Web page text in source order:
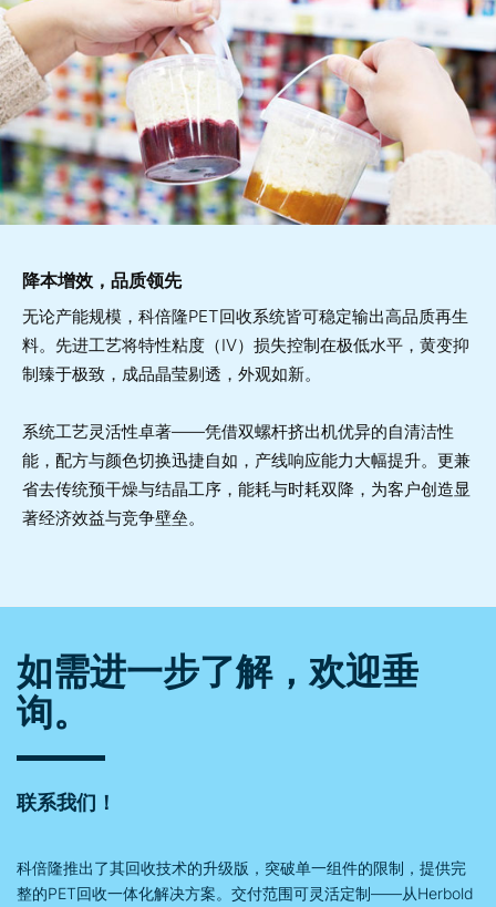
降本增效，品质领先
无论产能规模，科倍隆PET回收系统皆可稳定输出高品质再生
料。先进工艺将特性粘度（IV）损失控制在极低水平，黄变抑
制臻于极致，成品晶莹剔透，外观如新。
系统工艺灵活性卓著——凭借双螺杆挤出机优异的自清洁性
能，配方与颜色切换迅捷自如，产线响应能力大幅提升。更兼
省去传统预干燥与结晶工序，能耗与时耗双降，为客户创造显
著经济效益与竞争壁垒。
如需进一步了解，欢迎垂
询。
联系我们！
科倍隆推出了其回收技术的升级版，突破单一组件的限制，提供完
整的PET回收一体化解决方案。交付范围可灵活定制——从Herbold